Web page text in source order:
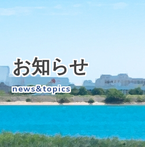
お知らせ
news&topics